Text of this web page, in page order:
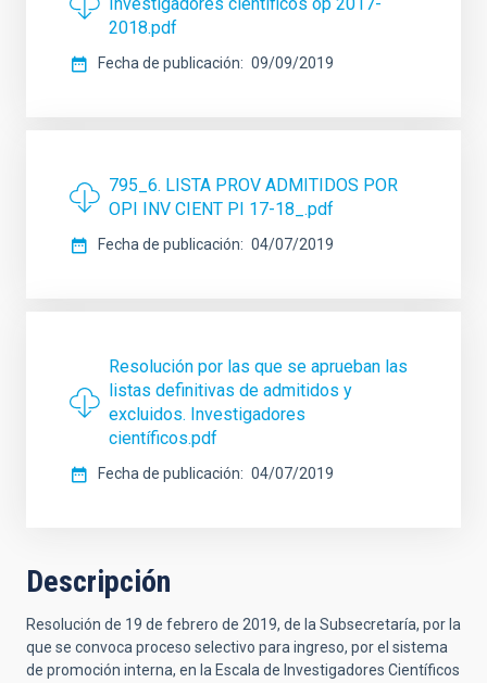
2018.pdf
Fecha de publicación 09/09/2019
795_6. LISTA PROV ADMITIDOS POR
OPI INV CIENT PI 17-18_.pdf
Fecha de publicación 04/07/2019
Resolución por las que se aprueban las
listas definitivas de admitidos y
excluidos. Investigadores
científicos.pdf
Fecha de publicación 04/07/2019
Descripción
Resolución de 19 de febrero de 2019, de la Subsecretaría, por la
que se convoca proceso selectivo para ingreso, por el sistema
de promoción interna, en la Escala de Investigadores Científicos